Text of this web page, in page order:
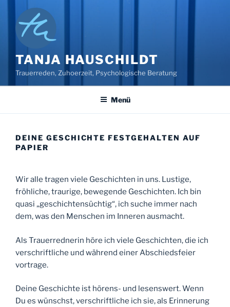
Inhalt
springen
TANJA HAUSCHILDT
Trauerreden, Zuhoerzeit, Psychologische Beratung
Menü
DEINE GESCHICHTE FESTGEHALTEN AUF
PAPIER
Wir alle tragen viele Geschichten in uns. Lustige,
fröhliche, traurige, bewegende Geschichten. Ich bin
quasi „geschichtensüchtig“, ich suche immer nach
dem, was den Menschen im Inneren ausmacht.
Als Trauerrednerin höre ich viele Geschichten, die ich
verschriftliche und während einer Abschiedsfeier
vortrage.
Deine Geschichte ist hörens- und lesenswert. Wenn
Du es wünschst, verschriftliche ich sie, als Erinnerung